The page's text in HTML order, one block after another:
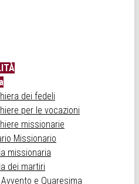
dei fedeli
per le vocazioni
missionarie
Missionario
missionaria
dei martiri
e Quaresima